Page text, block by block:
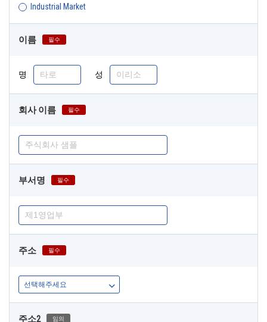
Industrial Market
이름 필수
명 성
회사 이름 필수
부서명 필수
주소 필수
주소2 임의